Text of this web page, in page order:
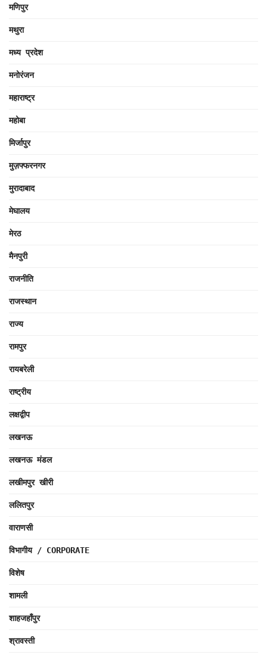
मणिपुर
मथुरा
मध्य प्रदेश
मनोरंजन
महाराष्ट्र
महोबा
मिर्जापुर
मुज़फ्फरनगर
मुरादाबाद
मेघालय
मेरठ
मैनपुरी
राजनीति
राजस्थान
राज्य
रामपुर
रायबरेली
राष्ट्रीय
लक्षद्वीप
लखनऊ
लखनऊ मंडल
लखीमपुर खीरी
ललितपुर
वाराणसी
विभागीय / CORPORATE
विशेष
शामली
शाहजहाँपुर
श्रावस्ती